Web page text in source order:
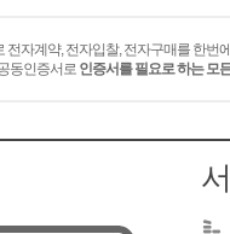
전자계약, 전자입찰, 전자구매를 한번에
동인증서로 인증서를 필요로 하는 모